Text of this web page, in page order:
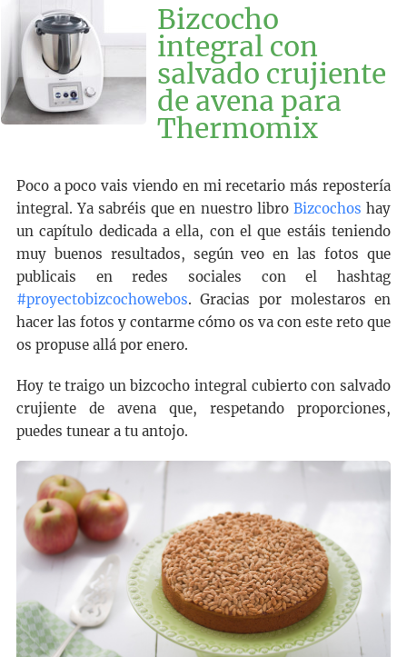
Bizcocho
integral con
salvado crujiente
de avena para
Thermomix
Poco a poco vais viendo en mi recetario más repostería
integral. Ya sabréis que en nuestro libro Bizcochos hay
un capítulo dedicada a ella, con el que estáis teniendo
muy buenos resultados, según veo en las fotos que
publicais en redes sociales con el hashtag
#proyectobizcochowebos. Gracias por molestaros en
hacer las fotos y contarme cómo os va con este reto que
os propuse allá por enero.
Hoy te traigo un bizcocho integral cubierto con salvado
crujiente de avena que, respetando proporciones,
puedes tunear a tu antojo.